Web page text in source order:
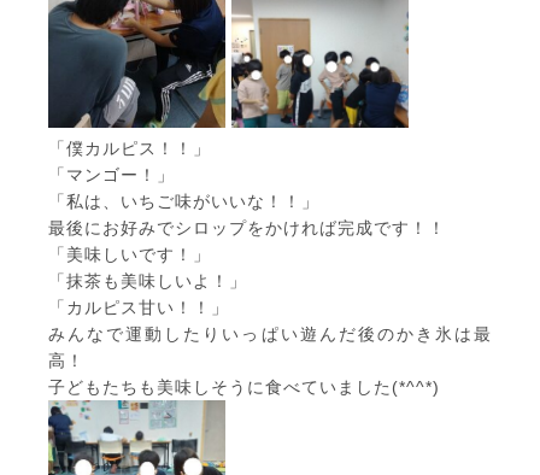
「僕カルピス！！」
「マンゴー！」
「私は、いちご味がいいな！！」
最後にお好みでシロップをかければ完成です！！
「美味しいです！」
「抹茶も美味しいよ！」
「カルピス甘い！！」
みんなで運動したりいっぱい遊んだ後のかき氷は最
高！
子どもたちも美味しそうに食べていました(*^^*)